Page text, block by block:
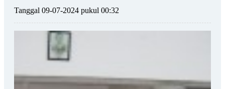
Tanggal 09-07-2024 pukul 00:32